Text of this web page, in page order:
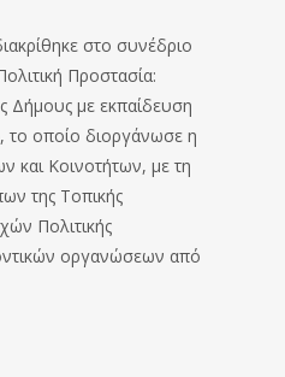
στο συνέδριο
Προστασία:
Δήμους με εκπαίδευση
το οποίο διοργάνωσε η
και Κοινοτήτων, με τη
της Τοπικής
Πολιτικής
οργανώσεων από